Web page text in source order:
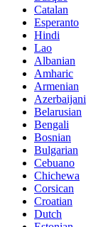
Catalan
Esperanto
Hindi
Lao
Albanian
Amharic
Armenian
Azerbaijani
Belarusian
Bengali
Bosnian
Bulgarian
Cebuano
Chichewa
Corsican
Croatian
Dutch